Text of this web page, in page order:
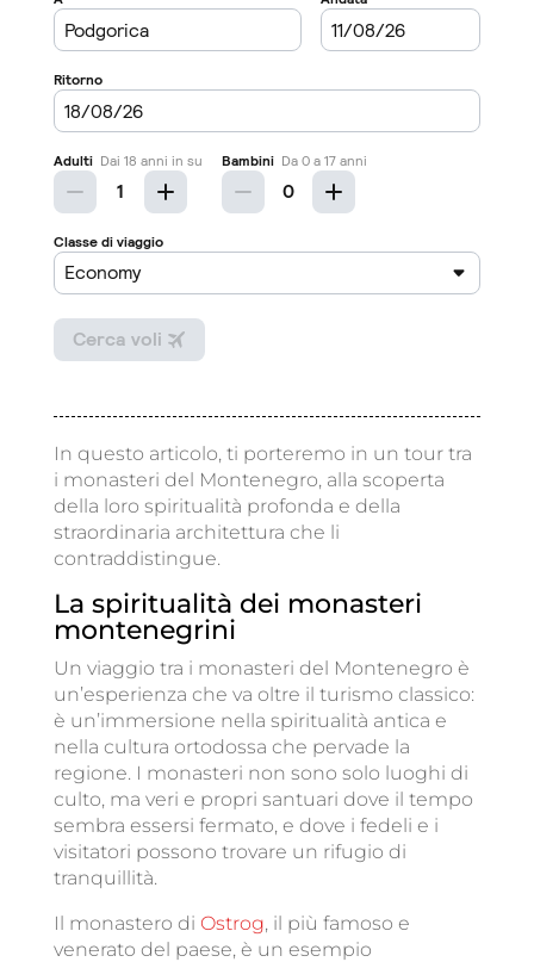
In questo articolo, ti porteremo in un tour tra
i monasteri del Montenegro, alla scoperta
della loro spiritualità profonda e della
straordinaria architettura che li
contraddistingue.
La spiritualità dei monasteri
montenegrini
Un viaggio tra i monasteri del Montenegro è
un’esperienza che va oltre il turismo classico:
è un’immersione nella spiritualità antica e
nella cultura ortodossa che pervade la
regione. I monasteri non sono solo luoghi di
culto, ma veri e propri santuari dove il tempo
sembra essersi fermato, e dove i fedeli e i
visitatori possono trovare un rifugio di
tranquillità.
Il monastero di Ostrog, il più famoso e
venerato del paese, è un esempio